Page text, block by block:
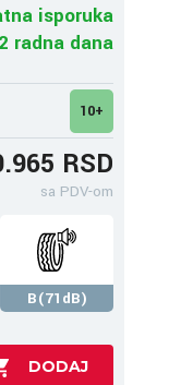
isporuka
radna dana
10+
RSD
sa PDV-om
B(71dB)